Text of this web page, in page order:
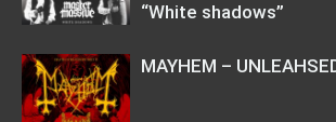
“White shadows”
MAYHEM –